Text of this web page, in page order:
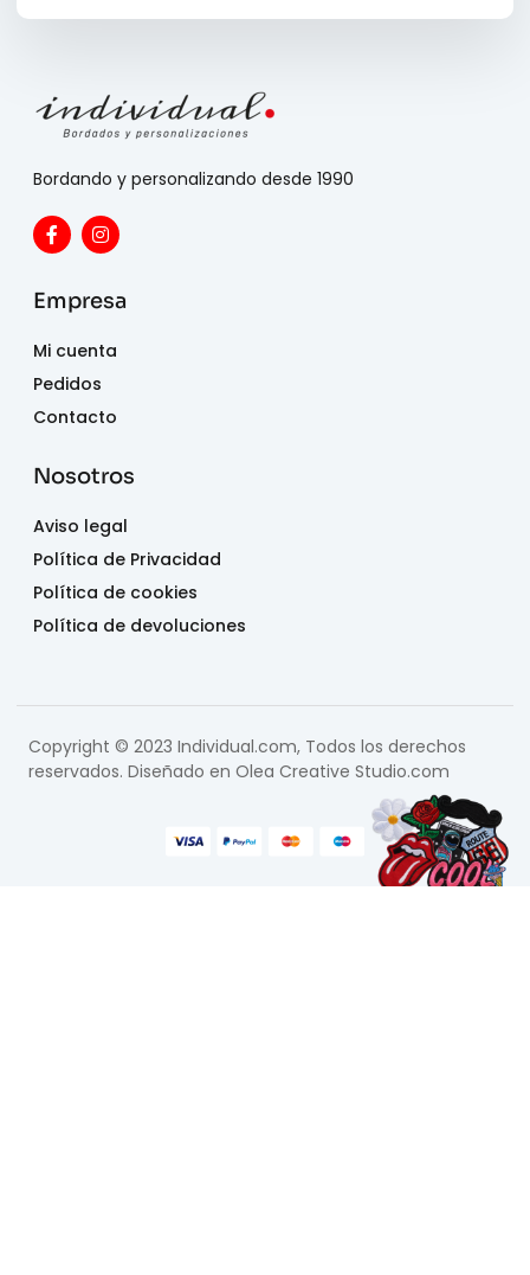
Bordando y personalizando desde 1990
Empresa
Mi cuenta
Pedidos
Contacto
Nosotros
Aviso legal
Política de Privacidad
Política de cookies
Política de devoluciones
Copyright © 2023 Individual.com, Todos los derechos
reservados. Diseñado en Olea Creative Studio.com